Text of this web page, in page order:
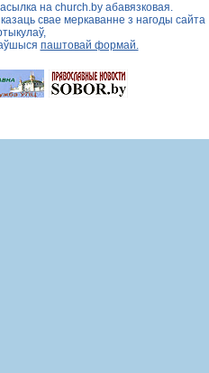
на church.by абавязковая.
свае меркаванне з нагоды сайта
паштовай формай.